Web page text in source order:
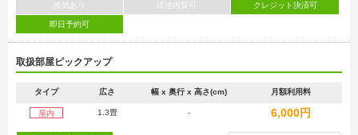
換気あり 現地内覧可 クレジット決済可
即日予約可
取扱部屋ピックアップ
タイプ 広さ 幅 x 奥行 x 高さ(cm) 月額利用料
屋内 1.3畳 - 6,000円